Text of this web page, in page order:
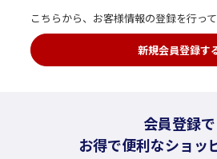
こちらから、お客様情報の登録を行って
新規会員登録す
会員登録で
お得で便利なショッ